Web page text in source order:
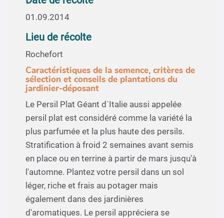
01.09.2014
Lieu de récolte
Rochefort
Caractéristiques de la semence, critères de
sélection et conseils de plantations du
jardinier-déposant
Le Persil Plat Géant d´Italie aussi appelée
persil plat est considéré comme la variété la
plus parfumée et la plus haute des persils.
Stratification à froid 2 semaines avant semis
en place ou en terrine à partir de mars jusqu'à
l'automne. Plantez votre persil dans un sol
léger, riche et frais au potager mais
également dans des jardinières
d'aromatiques. Le persil appréciera se